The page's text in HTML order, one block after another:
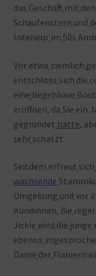
das Geschäft mit den
Schaufenstern und
Interieur im 50s
Vor etwa ziemlich
entschloss sich die
eine begehbare
eröffnen, da Sie ein
gegründet hatte,
sehr schätzt.
Seitdem erfreut sich
wachsende
Umgebung und vor
Kundinnen, die
Jickie wird die junge
ebenso
Dame der